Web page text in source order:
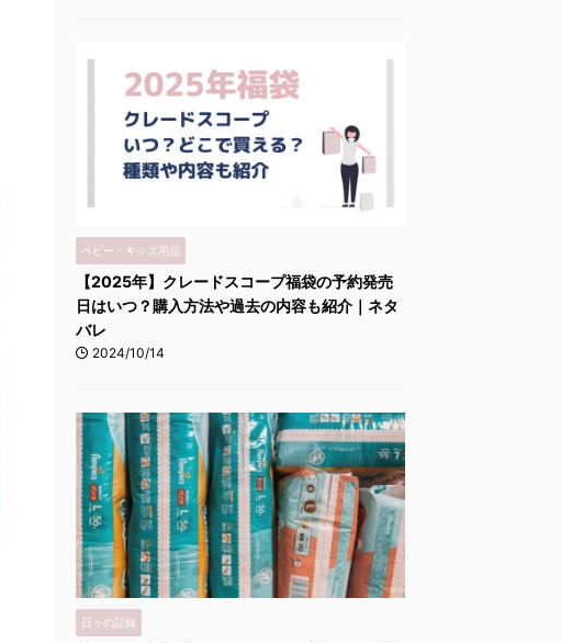
ベビー・キッズ用品
【2025年】クレードスコープ福袋の予約発売
日はいつ？購入方法や過去の内容も紹介｜ネタ
バレ
2024/10/14
日々の記録